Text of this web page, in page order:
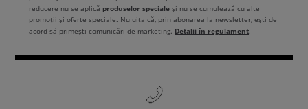
reducere nu se aplică produselor speciale și nu se cumulează cu alte
promoții și oferte speciale. Nu uita că, prin abonarea la newsletter, ești de
acord să primești comunicări de marketing. Detalii în regulament